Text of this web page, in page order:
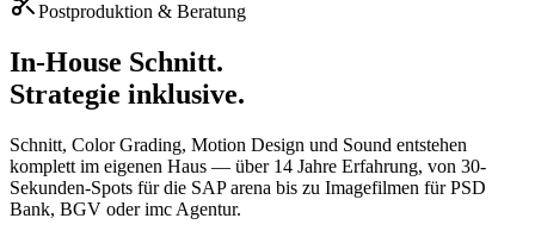
Postproduktion & Beratung
In-House Schnitt.
Strategie inklusive.
Schnitt, Color Grading, Motion Design und Sound entstehen
komplett im eigenen Haus — über 14 Jahre Erfahrung, von 30-
Sekunden-Spots für die SAP arena bis zu Imagefilmen für PSD
Bank, BGV oder imc Agentur.